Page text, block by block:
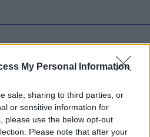
My Personal Information
sale, sharing to third parties, or
or sensitive information for
please use the below opt-out
Please note that after your